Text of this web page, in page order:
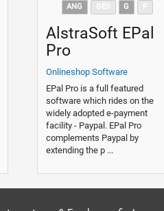
ANG G
AlstraSoft EPal
Pro
Onlineshop Software
EPal Pro is a full featured
software which rides on the
widely adopted e-payment
facility - Paypal. EPal Pro
complements Paypal by
extending the p ...